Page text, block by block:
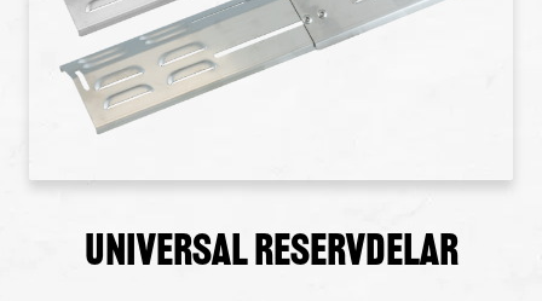
UNIVERSAL RESERVDELAR